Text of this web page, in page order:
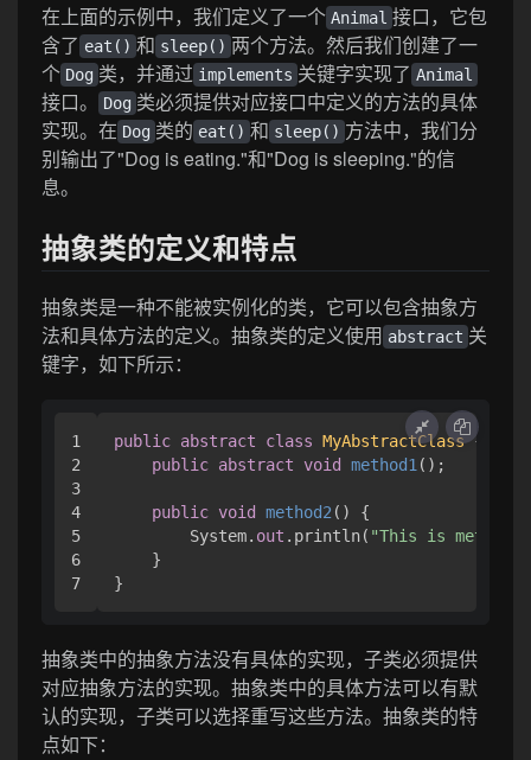
在上面的示例中，我们定义了一个 Animal 接口，它包
含了 eat() 和 sleep() 两个方法。然后我们创建了一
个 Dog 类，并通过 implements 关键字实现了 Animal
接口。 Dog 类必须提供对应接口中定义的方法的具体
实现。在 Dog 类的 eat() 和 sleep() 方法中，我们分
别输出了"Dog is eating."和"Dog is sleeping."的信
息。
抽象类的定义和特点
抽象类是一种不能被实例化的类，它可以包含抽象方
法和具体方法的定义。抽象类的定义使用 abstract 关
键字，如下所示：
1
2
3
4
5
6
public abstract class MyAbstractClass {
public abstract void method1 () ;
public void method2 ()
{
        System.
out .println( "This is
    }
}
抽象类中的抽象方法没有具体的实现，子类必须提供
对应抽象方法的实现。抽象类中的具体方法可以有默
认的实现，子类可以选择重写这些方法。抽象类的特
点如下：